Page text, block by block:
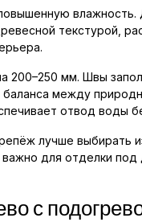
влажность.
текстурой,
200–250 мм. Швы
между
отвод воды
лучше выбирать
для отделки
с